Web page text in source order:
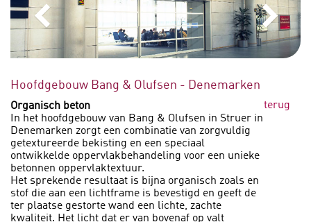
Hoofdgebouw Bang & Olufsen - Denemarken
terug
Organisch beton
In het hoofdgebouw van Bang & Olufsen in Struer in
Denemarken zorgt een combinatie van zorgvuldig
getextureerde bekisting en een speciaal
ontwikkelde oppervlakbehandeling voor een unieke
betonnen oppervlaktextuur.
Het sprekende resultaat is bijna organisch zoals en
stof die aan een lichtframe is bevestigd en geeft de
ter plaatse gestorte wand een lichte, zachte
kwaliteit. Het licht dat er van bovenaf op valt